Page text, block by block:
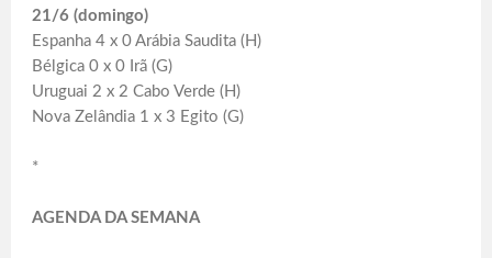
21/6 (domingo)
Espanha 4 x 0 Arábia Saudita (H)
Bélgica 0 x 0 Irã (G)
Uruguai 2 x 2 Cabo Verde (H)
Nova Zelândia 1 x 3 Egito (G)
*
AGENDA DA SEMANA